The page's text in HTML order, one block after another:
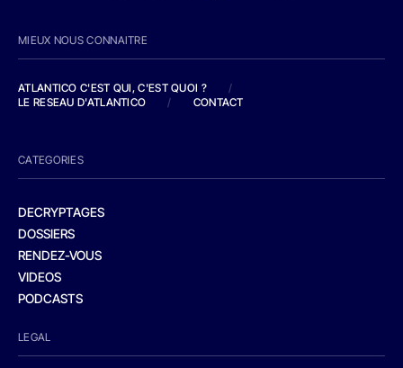
MIEUX NOUS CONNAITRE
ATLANTICO C'EST QUI, C'EST QUOI ?
/
LE RESEAU D'ATLANTICO
/ CONTACT
CATEGORIES
DECRYPTAGES
DOSSIERS
RENDEZ-VOUS
VIDEOS
PODCASTS
LEGAL